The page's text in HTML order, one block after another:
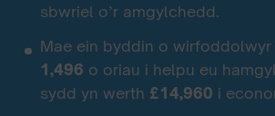
sbwriel o’r amgylchedd.
Mae ein byddin o
1,496 o oriau i helpu eu
sydd yn werth £14,960 i